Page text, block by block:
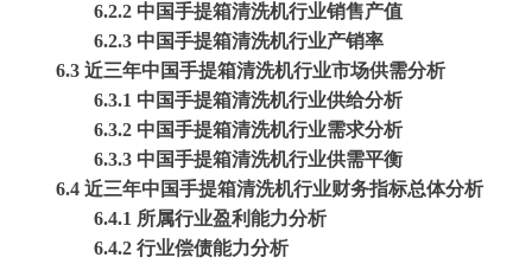
6.2.2 中国手提箱清洗机行业销售产值
6.2.3 中国手提箱清洗机行业产销率
6.3 近三年中国手提箱清洗机行业市场供需分析
6.3.1 中国手提箱清洗机行业供给分析
6.3.2 中国手提箱清洗机行业需求分析
6.3.3 中国手提箱清洗机行业供需平衡
6.4 近三年中国手提箱清洗机行业财务指标总体分析
6.4.1 所属行业盈利能力分析
6.4.2 行业偿债能力分析